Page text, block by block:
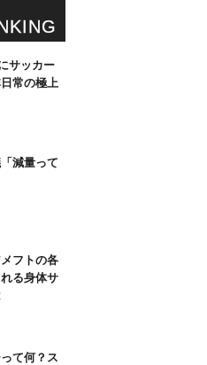
サッカー
常の極上
減量って
フトの各
る身体サ
て何？ス